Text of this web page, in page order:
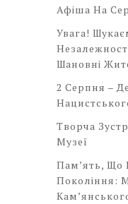
Афіша На
Увага!
Шановні
2 Серпня –
Творча
Музеї
Пам’ять, Що
Покоління: